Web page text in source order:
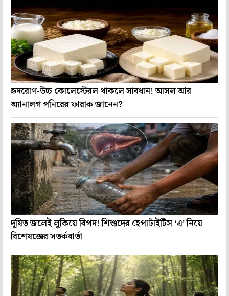
হৃদরোগ-উচ্চ কোলেস্টেরল থাকলে সাবধান! আসল আর
অ্যানালগ পনিরের ফারাক জানেন?
দূষিত জলেই লুকিয়ে বিপদ! শিশুদের হেপাটাইটিস ‘এ’ নিয়ে
বিশেষজ্ঞের সতর্কবার্তা